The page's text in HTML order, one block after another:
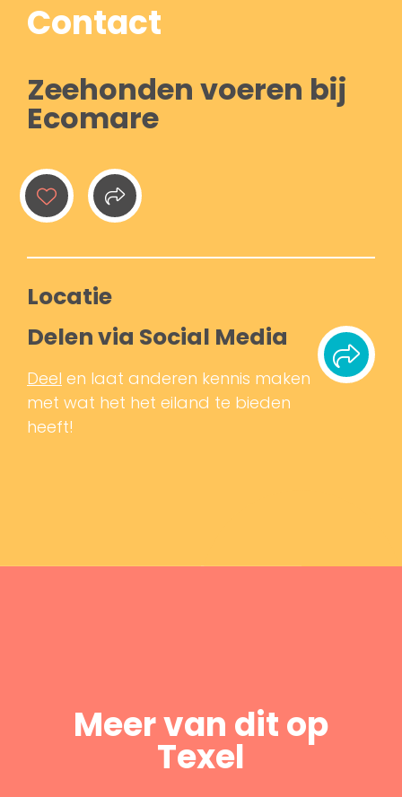
Contact
Zeehonden voeren bij
Ecomare
Locatie
Delen via Social Media
Deel en laat anderen kennis maken
met wat het het eiland te bieden
heeft!
Meer van dit op
Texel